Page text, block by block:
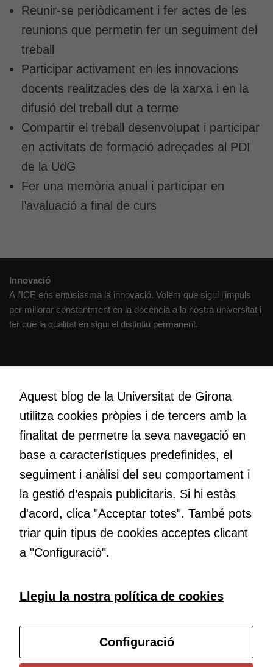
Reunir-se periòdicament i fer actes de les
reunions que permetin fer un seguiment del
treball
Participar activament en les innovacions
docents realitzades des de la xarxa i en la
difusió del treball dut a terme
Compartir el treball desenvolupat i participar
en activitats de formació adreçades al PDI
de la UdG
Fer una memòria anual i participar en
l’avaluació a final de curs
Innovació
A l’ICE ens entusiasma la innovació. Volem que sigui l’impuls
per millorar constantment en la docència a la nostra universitat i
fer que la qualitat en sigui el distintiu permanent.
Volem crear espais de reflexió i de debat, espais on qüestionar-
nos el que estem fent, atrevir-nos a pensar noves i millors
maneres de fer-ho i generar plegats idees innovadores.
Educació
transformació. Volem contribuir a millorar-la impulsant
metodologies docents actives i ambients d’aprenentatge
dinàmics.
Subscriu-te al butlletí
Configura les cookies
Aquest blog de la Universitat de Girona
utilitza cookies pròpies i de tercers amb la
finalitat de permetre la seva navegació en
base a característiques predefinides, el
seguiment i anàlisi del seu comportament i
la gestió d’espais publicitaris. Si hi estàs
d'acord, clica "Acceptar totes". També pots
triar quin tipus de cookies acceptes clicant
a "Configuració".
Llegiu la nostra política de cookies
Configuració
Cookies
d'experiència
tingui el millor
rendiment
la vostra visita.
Si rebutgeu
aquestes
cookies,
funcionalitats
continguts
publicitaris
relacionats
l'usuari, bé
bé per mitjà
de tercers
(“adservers”).
Compartir els
vostres
comportament
mentre
navegueu,
permet més
contingut i
per a
continguts
Genially, etc...